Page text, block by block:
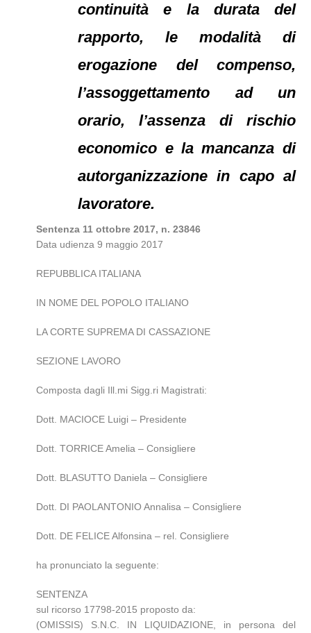
continuità e la durata del
rapporto, le modalità di
erogazione del compenso,
l’assoggettamento ad un
orario, l’assenza di rischio
economico e la mancanza di
autorganizzazione in capo al
lavoratore.
Sentenza 11 ottobre 2017, n. 23846
Data udienza 9 maggio 2017
REPUBBLICA ITALIANA
IN NOME DEL POPOLO ITALIANO
LA CORTE SUPREMA DI CASSAZIONE
SEZIONE LAVORO
Composta dagli Ill.mi Sigg.ri Magistrati:
Dott. MACIOCE Luigi – Presidente
Dott. TORRICE Amelia – Consigliere
Dott. BLASUTTO Daniela – Consigliere
Dott. DI PAOLANTONIO Annalisa – Consigliere
Dott. DE FELICE Alfonsina – rel. Consigliere
ha pronunciato la seguente:
SENTENZA
sul ricorso 17798-2015 proposto da:
(OMISSIS) S.N.C. IN LIQUIDAZIONE, in persona del